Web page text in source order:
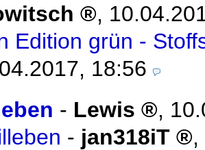
,
Edition grün -
18:56
- Lewis ,
- jan318iT
,